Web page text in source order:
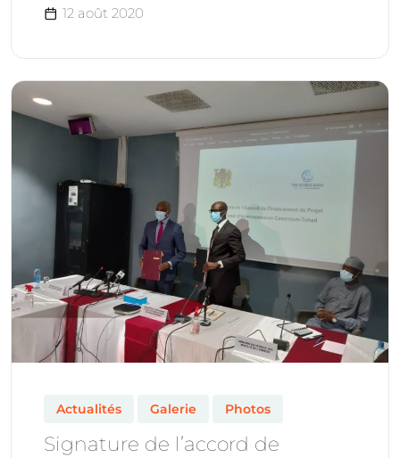
12 août 2020
Actualités Galerie Photos
Signature de l’accord de